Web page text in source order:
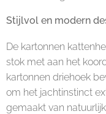
Stijlvol en modern
De kartonnen
stok met aan het
kartonnen driehoek
om het jachtinstinct
gemaakt van